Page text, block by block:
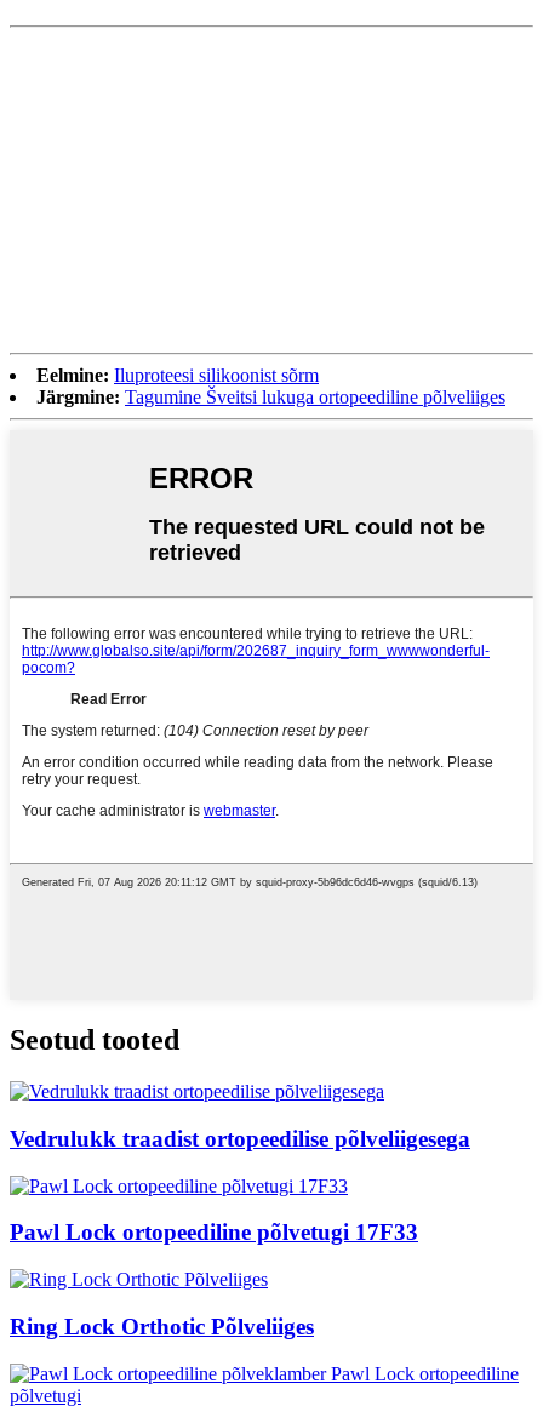
Eelmine: Iluproteesi silikoonist sõrm
Järgmine: Tagumine Šveitsi lukuga ortopeediline põlveliiges
Seotud tooted
Vedrulukk traadist ortopeedilise põlveliigesega
Pawl Lock ortopeediline põlvetugi 17F33
Ring Lock Orthotic Põlveliiges